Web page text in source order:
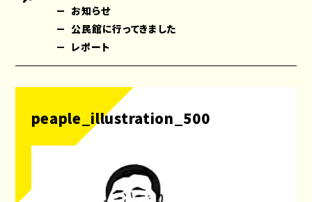
お知らせ
公民館に行ってきました
レポート
peaple_illustration_500